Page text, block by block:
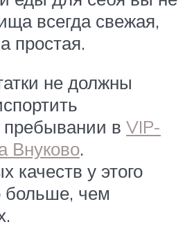
всегда свежая,
простая.
не должны
пребывании в VIP-
Внуково.
качеств у этого
больше, чем